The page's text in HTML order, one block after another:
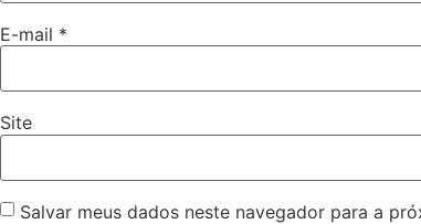
E-mail *
Site
Salvar meus dados neste navegador para a